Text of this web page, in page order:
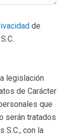
de
legislación
de Carácter
que
serán tratados
S.C., con la